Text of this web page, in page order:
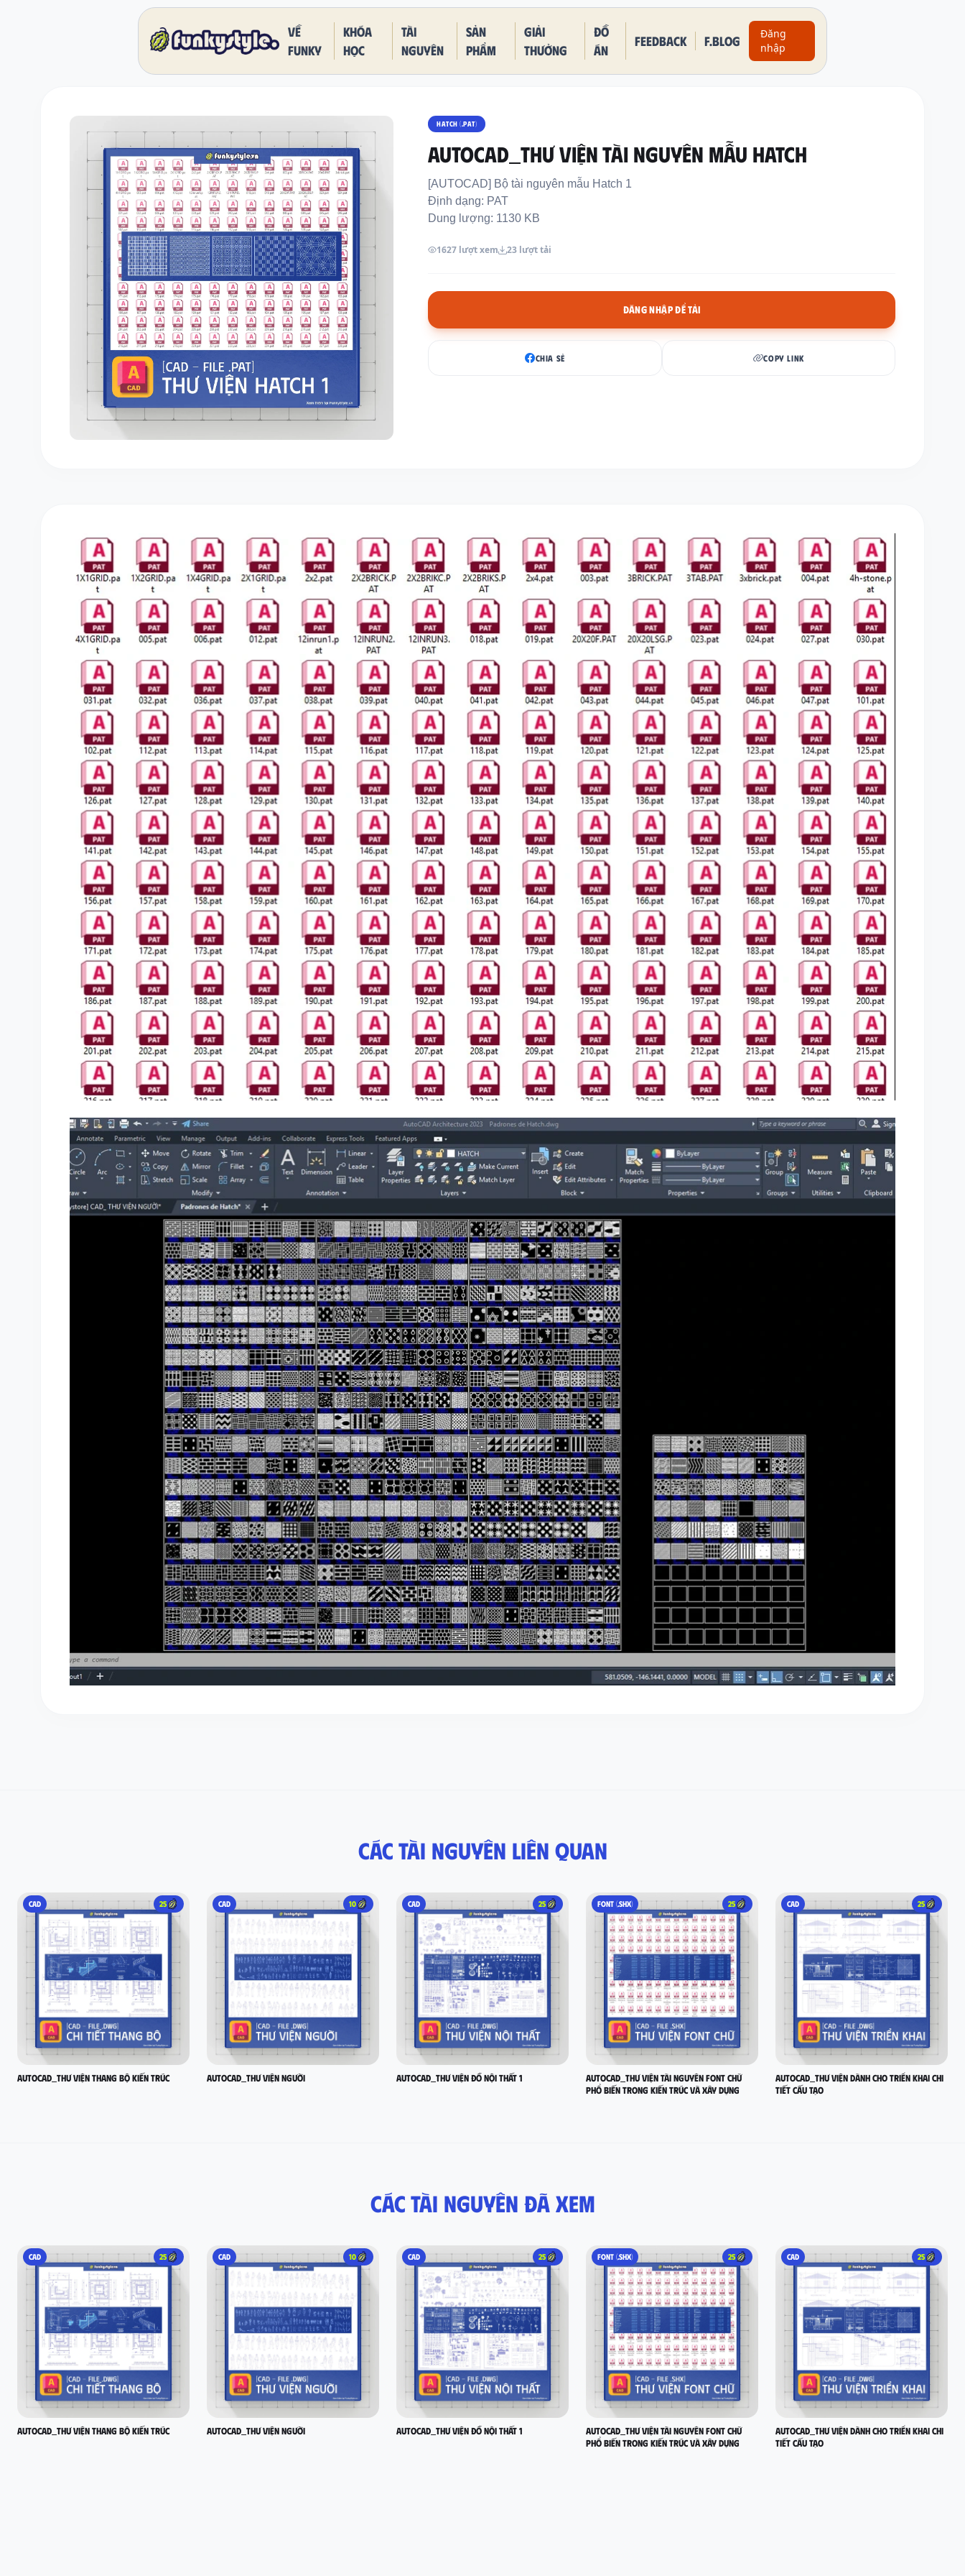
Về
funky
Khóa
học
Tài
nguyên
Sản
phẩm
Giải
thưởng
Đồ
án
Feedback F.BLOG
Đăng
nhập
HATCH (.PAT)
AutoCad_Thư viện tài nguyên mẫu Hatch
[AUTOCAD] Bộ tài nguyên mẫu Hatch 1
Định dạng: PAT
Dung lượng: 1130 KB
1627 lượt xem 23 lượt tải
ĐĂNG NHẬP ĐỂ TẢI
CHIA SẺ COPY LINK
Các tài nguyên liên quan
CAD 25
AutoCad_Thư viện thang bộ kiến trúc
CAD 10
AutoCad_Thư viện người
CAD 25
AutoCad_Thư viện Đồ Nội Thất 1
FONT (.SHX) 25
AutoCad_Thư viện tài nguyên font chữ
phổ biến trong Kiến Trúc và Xây Dựng
CAD 25
AutoCad_Thư viện dành cho Triển Khai Chi
Tiết Cấu Tạo
Các tài nguyên đã xem
CAD 25
AutoCad_Thư viện thang bộ kiến trúc
CAD 10
AutoCad_Thư viện người
CAD 25
AutoCad_Thư viện Đồ Nội Thất 1
FONT (.SHX) 25
AutoCad_Thư viện tài nguyên font chữ
phổ biến trong Kiến Trúc và Xây Dựng
CAD 25
AutoCad_Thư viện dành cho Triển Khai Chi
Tiết Cấu Tạo